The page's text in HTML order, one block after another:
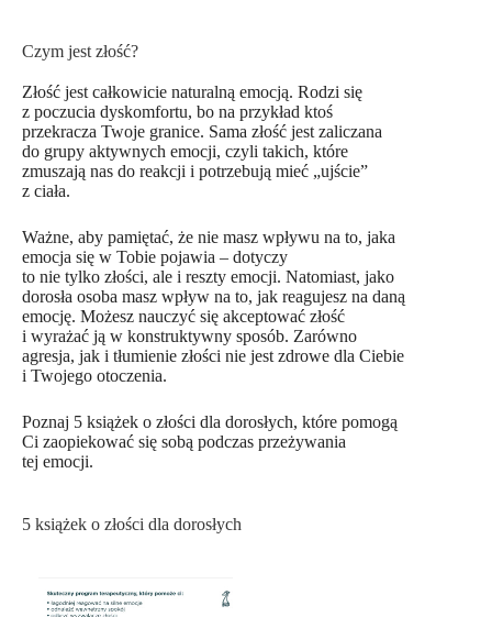
Czym jest złość?
Złość jest całkowicie naturalną emocją. Rodzi się
z poczucia dyskomfortu, bo na przykład ktoś
przekracza Twoje granice. Sama złość jest zaliczana
do grupy aktywnych emocji, czyli takich, które
zmuszają nas do reakcji i potrzebują mieć „ujście”
z ciała.
Ważne, aby pamiętać, że nie masz wpływu na to, jaka
emocja się w Tobie pojawia – dotyczy
to nie tylko złości, ale i reszty emocji. Natomiast, jako
dorosła osoba masz wpływ na to, jak reagujesz na daną
emocję. Możesz nauczyć się akceptować złość
i wyrażać ją w konstruktywny sposób. Zarówno
agresja, jak i tłumienie złości nie jest zdrowe dla Ciebie
i Twojego otoczenia.
Poznaj 5 książek o złości dla dorosłych, które pomogą
Ci zaopiekować się sobą podczas przeżywania
tej emocji.
5 książek o złości dla dorosłych